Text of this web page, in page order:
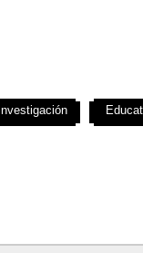
Investigación